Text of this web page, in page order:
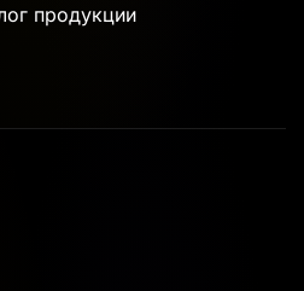
продукции